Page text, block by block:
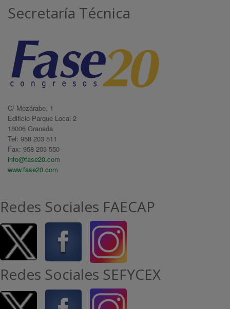
Secretaría Técnica
C/ Mozárabe, 1
Edificio Parque Local 2
18006 Granada
Tel: 958 203 511
Fax: 958 203 550
info@fase20.com
www.fase20.com
Redes Sociales FAECAP
Redes Sociales SEFYCEX